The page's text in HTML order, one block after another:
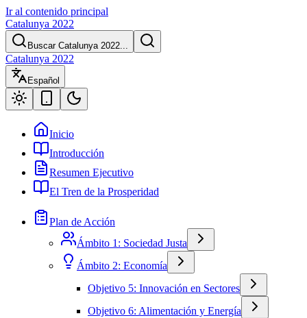
Ir al contenido principal
Catalunya 2022
Buscar Catalunya 2022...
Catalunya 2022
Español
Inicio
Introducción
Resumen Ejecutivo
El Tren de la Prosperidad
Plan de Acción
Ámbito 1: Sociedad Justa
Ámbito 2: Economía
Objetivo 5: Innovación en Sectores
Objetivo 6: Alimentación y Energía